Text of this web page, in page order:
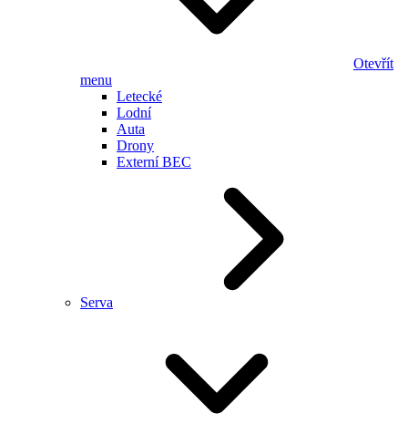
Otevřít
menu
Letecké
Lodní
Auta
Drony
Externí BEC
Serva